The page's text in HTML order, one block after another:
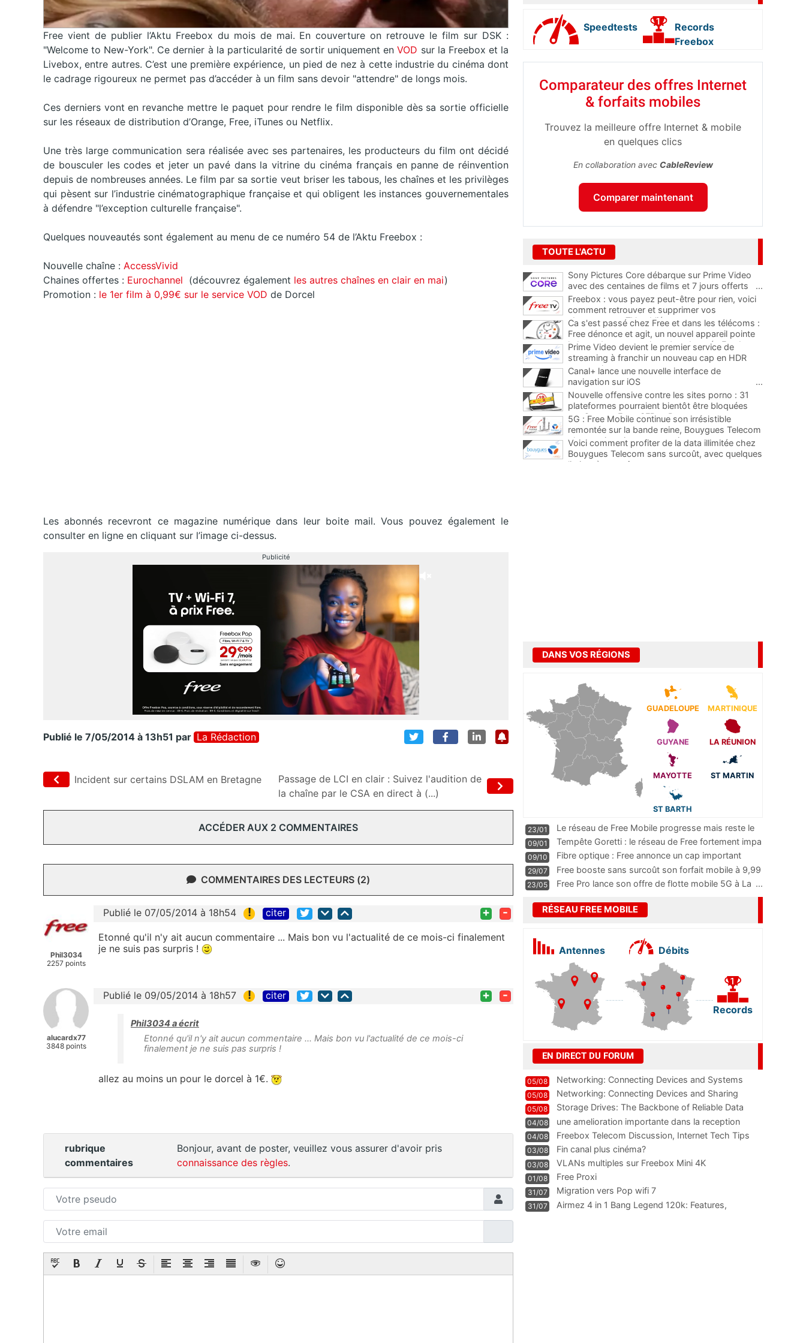
Free vient de publier l’Aktu Freebox du mois de mai. En couverture on retrouve le film sur DSK :
"Welcome to New-York". Ce dernier à la particularité de sortir uniquement en VOD sur la Freebox et la
Livebox, entre autres. C’est une première expérience, un pied de nez à cette industrie du cinéma dont
le cadrage rigoureux ne permet pas d’accéder à un film sans devoir "attendre" de longs mois.
Ces derniers vont en revanche mettre le paquet pour rendre le film disponible dès sa sortie officielle
sur les réseaux de distribution d’Orange, Free, iTunes ou Netflix.
Une très large communication sera réalisée avec ses partenaires, les producteurs du film ont décidé
de bousculer les codes et jeter un pavé dans la vitrine du cinéma français en panne de réinvention
depuis de nombreuses années. Le film par sa sortie veut briser les tabous, les chaînes et les privilèges
qui pèsent sur l’industrie cinématographique française et qui obligent les instances gouvernementales
à défendre "l’exception culturelle française".
Quelques nouveautés sont également au menu de ce numéro 54 de l’Aktu Freebox :
Nouvelle chaîne : AccessVivid
Chaines offertes : Eurochannel (découvrez également les autres chaînes en clair en mai)
Promotion : le 1er film à 0,99€ sur le service VOD de Dorcel
Les abonnés recevront ce magazine numérique dans leur boite mail. Vous pouvez également le
consulter en ligne en cliquant sur l’image ci-dessus.
Publicité
Publié le 7/05/2014 à 13h51 par La Rédaction
Incident sur certains DSLAM en Bretagne
Passage de LCI en clair : Suivez l'audition de
la chaîne par le CSA en direct à (...)
ACCÉDER AUX 2 COMMENTAIRES
COMMENTAIRES DES LECTEURS (2)
Phil3034
2257 points
Publié le 07/05/2014 à 18h54 ! citer + -
Etonné qu'il n'y ait aucun commentaire ... Mais bon vu l'actualité de ce mois-ci finalement
je ne suis pas surpris !
alucardx77
3848 points
Publié le 09/05/2014 à 18h57 ! citer + -
Phil3034 a écrit
Etonné qu'il n'y ait aucun commentaire ... Mais bon vu l'actualité de ce mois-ci
finalement je ne suis pas surpris !
allez au moins un pour le dorcel à 1€.
rubrique
commentaires
Bonjour, avant de poster, veuillez vous assurer d'avoir pris
connaissance des règles.
Speedtests
Records
Freebox
Comparateur des offres Internet
& forfaits mobiles
Trouvez la meilleure offre Internet & mobile
en quelques clics
En collaboration avec CableReview
Comparer maintenant
TOUTE L'ACTU
Sony Pictures Core débarque sur Prime Video
avec des centaines de films et 7 jours offerts
...
Freebox : vous payez peut-être pour rien, voici
comment retrouver et supprimer vos
abonnements TV oubliés
...
Ca s'est passé chez Free et dans les télécoms :
Free dénonce et agit, un nouvel appareil pointe
le bout de son nez chez des abonnés Freebox...
Prime Video devient le premier service de
streaming à franchir un nouveau cap en HDR
avec ce lancement
Canal+ lance une nouvelle interface de
navigation sur iOS
...
Nouvelle offensive contre les sites porno : 31
plateformes pourraient bientôt être bloquées
par Orange, Free, SFR et Bouygues
5G : Free Mobile continue son irrésistible
remontée sur la bande reine, Bouygues Telecom
plus que jamais sous pression
Voici comment profiter de la data illimitée chez
Bouygues Telecom sans surcoût, avec quelques
limites à connaître
DANS VOS RÉGIONS
GUADELOUPE MARTINIQUE
GUYANE LA RÉUNION
MAYOTTE ST MARTIN
ST BARTH
23/01
Le réseau de Free Mobile progresse mais reste le
m
...
09/01
Tempête Goretti : le réseau de Free fortement impa
09/10
Fibre optique : Free annonce un cap important
pass
...
29/07
Free booste sans surcoût son forfait mobile à 9,99
23/05 Free Pro lance son offre de flotte mobile 5G à La ...
RÉSEAU FREE MOBILE
Antennes Débits
Records
EN DIRECT DU FORUM
05/08 Networking: Connecting Devices and Systems
05/08
Networking: Connecting Devices and Sharing
Information
05/08
Storage Drives: The Backbone of Reliable Data
Management
04/08
une amelioration importante dans la reception
WIFI
04/08
Freebox Telecom Discussion, Internet Tech Tips
Communi
03/08 Fin canal plus cinéma?
03/08 VLANs multiples sur Freebox Mini 4K
01/08 Free Proxi
31/07 Migration vers Pop wifi 7
31/07
Airmez 4 in 1 Bang Legend 120k: Features,